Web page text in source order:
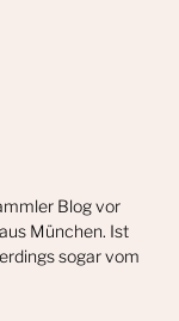
Blog vor
München. Ist
sogar vom